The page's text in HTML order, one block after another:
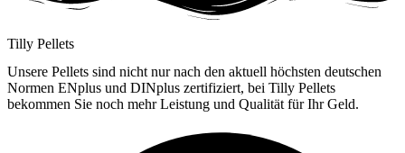
Tilly Pellets
Unsere Pellets sind nicht nur nach den aktuell höchsten deutschen
Normen ENplus und DINplus zertifiziert, bei Tilly Pellets
bekommen Sie noch mehr Leistung und Qualität für Ihr Geld.